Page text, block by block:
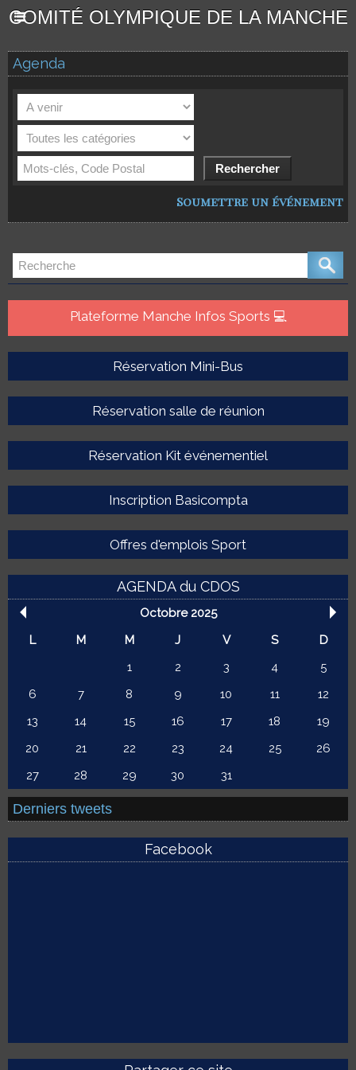
COMITÉ OLYMPIQUE DE LA MANCHE
Agenda
Soumettre un événement
Plateforme Manche Infos Sports 💻
Réservation Mini-Bus
Réservation salle de réunion
Réservation Kit événementiel
Inscription Basicompta
Offres d'emplois Sport
AGENDA du CDOS
Octobre 2025
L
M M J V S
D
1
2 3 4
5
6
7 8 9 10 11
12
13
14 15 16 17 18
19
20
21 22 23 24 25
26
27
28 29 30 31
Derniers tweets
Facebook